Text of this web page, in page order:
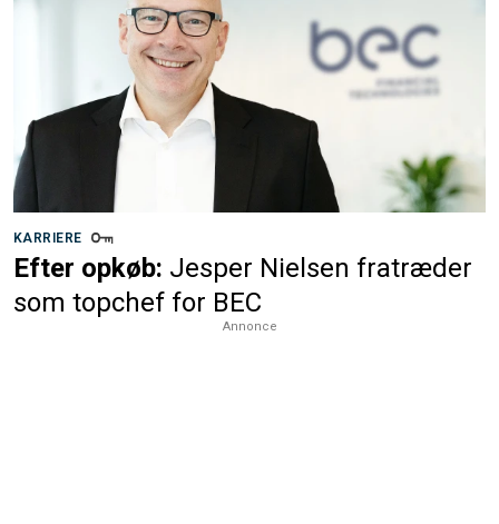
KARRIERE
Efter opkøb: Jesper Nielsen fratræder
som topchef for BEC
Annonce